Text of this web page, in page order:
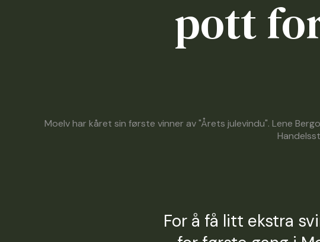
pott
Moelv har kåret sin første vinner av "Årets julevindu". Lene
For å få litt ekstra